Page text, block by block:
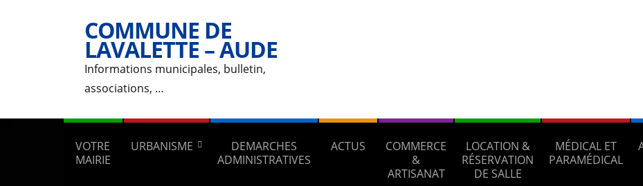
COMMUNE DE
LAVALETTE – AUDE
Informations municipales, bulletin,
associations, …
VOTRE
MAIRIE
URBANISME
DEMARCHES
ADMINISTRATIVES
ACTUS
COMMERCE
&
ARTISANAT
LOCATION &
RÉSERVATION
DE SALLE
MÉDICAL ET
PARAMÉDICAL